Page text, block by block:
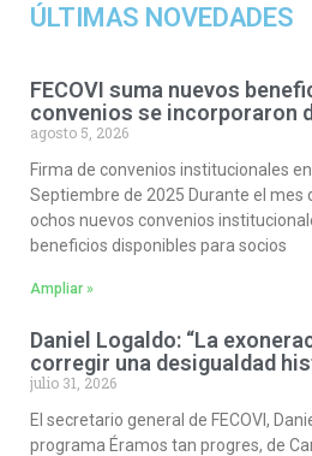
ÚLTIMAS NOVEDADES
FECOVI suma nuevos
convenios se incorporaron
agosto 5, 2026
Firma de convenios institucionales en
Septiembre de 2025 Durante el mes
ochos nuevos convenios
beneficios disponibles para socios
Ampliar »
Daniel Logaldo: “La
corregir una desigualdad
julio 31, 2026
El secretario general de FECOVI,
programa Éramos tan progres, de